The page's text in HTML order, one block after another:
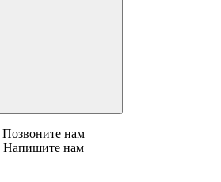
Позвоните нам
Напишите нам